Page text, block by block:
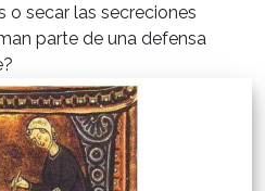
o secar las secreciones
parte de una defensa